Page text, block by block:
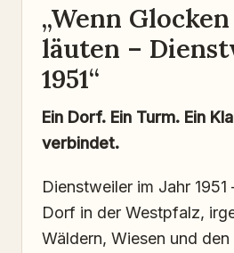
„Wenn
läuten –
1951“
Ein Dorf. Ein Turm. Ein
verbindet.
Dienstweiler im Jahr 1951
Dorf in der Westpfalz,
Wäldern, Wiesen und